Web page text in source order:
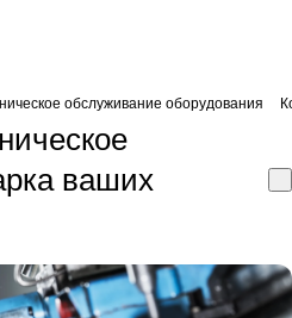
обслуживание оборудования
ваших